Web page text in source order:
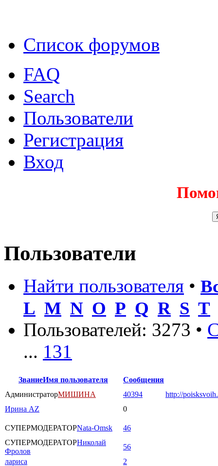
Список форумов
FAQ
Search
Пользователи
Регистрация
Вход
Пользователи
Найти пользователя •
L M N O P Q R S T
Пользователей: 3273 •
... 131
ЗваниеИмя пользователя
Сообщения
АдминистраторМИШИНА 40394
http://
Ирина AZ
0
СУПЕРМОДЕРАТОРNata-Omsk
46
СУПЕРМОДЕРАТОРНиколай
Фролов
56
лариса
2